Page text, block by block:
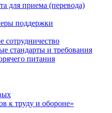
для приема (перевода)
поддержки
сотрудничество
стандарты и требования
питания
к труду и обороне»